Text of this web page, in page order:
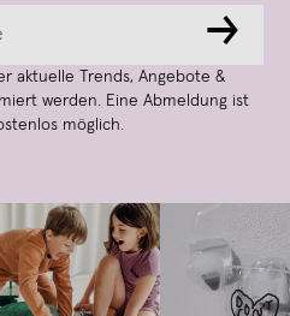
→
aktuelle Trends, Angebote &
werden. Eine Abmeldung ist
möglich.